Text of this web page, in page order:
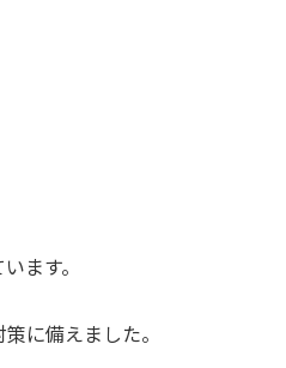
ンス
ます。
に備えました。